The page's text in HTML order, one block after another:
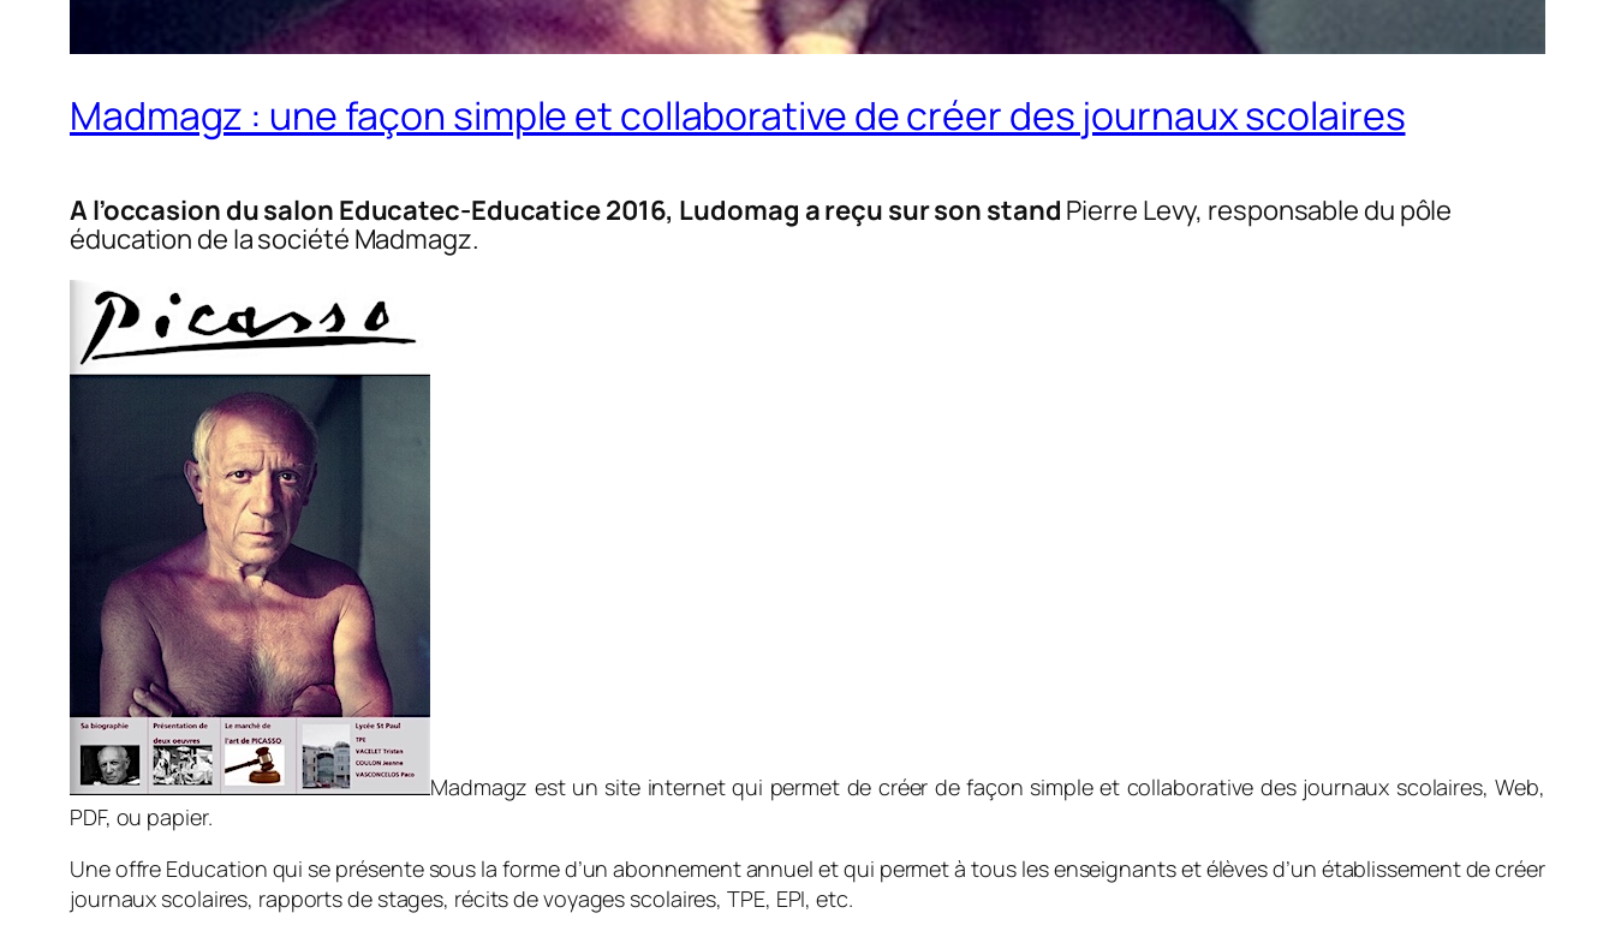
Madmagz : une façon simple et collaborative de créer des journaux scolaires
A l’occasion du salon Educatec-Educatice 2016, Ludomag a reçu sur son stand Pierre Levy, responsable du pôle
éducation de la société Madmagz.
Madmagz est un site internet qui permet de créer de façon simple et collaborative des journaux scolaires, Web,
PDF, ou papier.
Une offre Education qui se présente sous la forme d’un abonnement annuel et qui permet à tous les enseignants et élèves d’un établissement de créer
journaux scolaires, rapports de stages, récits de voyages scolaires, TPE, EPI, etc.